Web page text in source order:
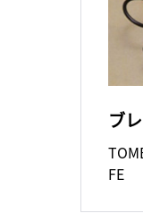
ブ
FE